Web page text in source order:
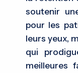
soutenir
pour les
leurs yeux,
qui
meilleures